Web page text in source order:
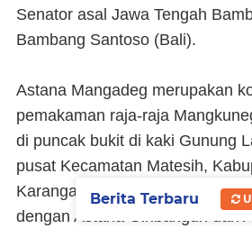
Senator asal Jawa Tengah
Bambang Santoso (Bali).
Astana Mangadeg merupakan
pemakaman raja-raja
di puncak bukit di kaki Gunung
pusat Kecamatan Matesih,
Karanganyar, Jawa Tengah.
dengan Astana Giribangun dan
Berita Terbaru